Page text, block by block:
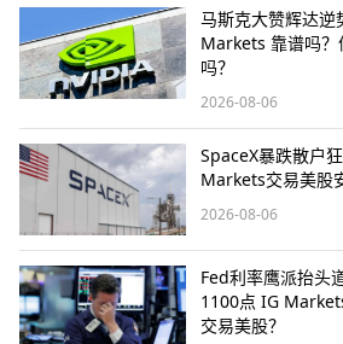
马斯克大赞辉达逆
Markets 靠谱吗？
吗？
2026-08-06
SpaceX暴跌散户
Markets交易美股
2026-08-06
Fed利率鹰派抬头
1100点 IG
交易美股？